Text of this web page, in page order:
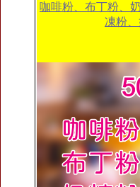
咖啡粉、布丁粉、
凍粉